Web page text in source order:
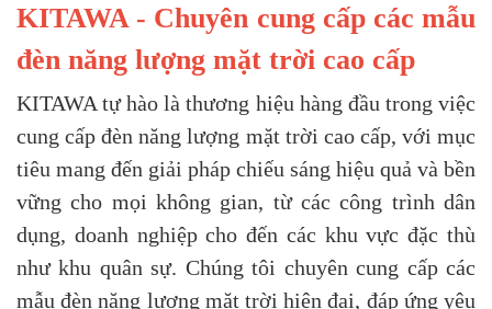
KITAWA - Chuyên cung cấp các mẫu
đèn năng lượng mặt trời cao cấp
KITAWA tự hào là thương hiệu hàng đầu trong việc
cung cấp đèn năng lượng mặt trời cao cấp, với mục
tiêu mang đến giải pháp chiếu sáng hiệu quả và bền
vững cho mọi không gian, từ các công trình dân
dụng, doanh nghiệp cho đến các khu vực đặc thù
như khu quân sự. Chúng tôi chuyên cung cấp các
mẫu đèn năng lượng mặt trời hiện đại, đáp ứng yêu